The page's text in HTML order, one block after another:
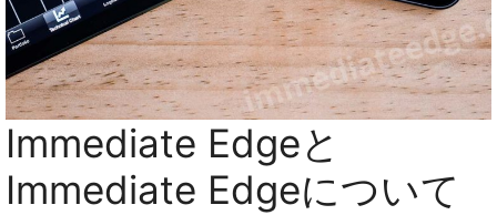
Immediate Edgeと
Immediate Edgeについて